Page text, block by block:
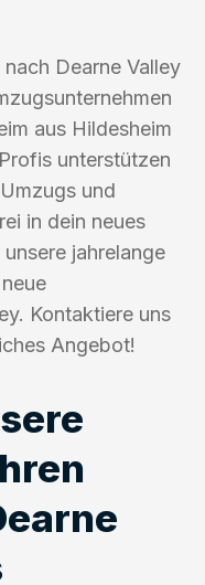
Dearne Valley
aus Hildesheim
unterstützen
und
in dein neues
jahrelange
Kontaktiere uns
Angebot!